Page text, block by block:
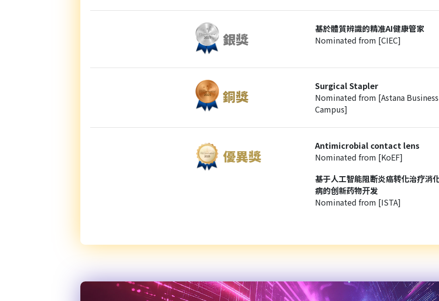
銀獎
基於體質辨識的精准AI健康管家
Nominated from [CIEC]
銅獎
Surgical Stapler
Nominated from [Astana Business
Campus]
優異獎
Antimicrobial contact lens
Nominated from [KoEF]
基于人工智能阻断炎癌转化治疗消
病的创新药物开发
Nominated from [ISTA]